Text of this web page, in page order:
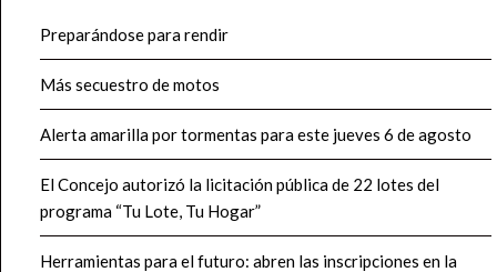
Preparándose para rendir
Más secuestro de motos
Alerta amarilla por tormentas para este jueves 6 de agosto
El Concejo autorizó la licitación pública de 22 lotes del
programa “Tu Lote, Tu Hogar”
Herramientas para el futuro: abren las inscripciones en la